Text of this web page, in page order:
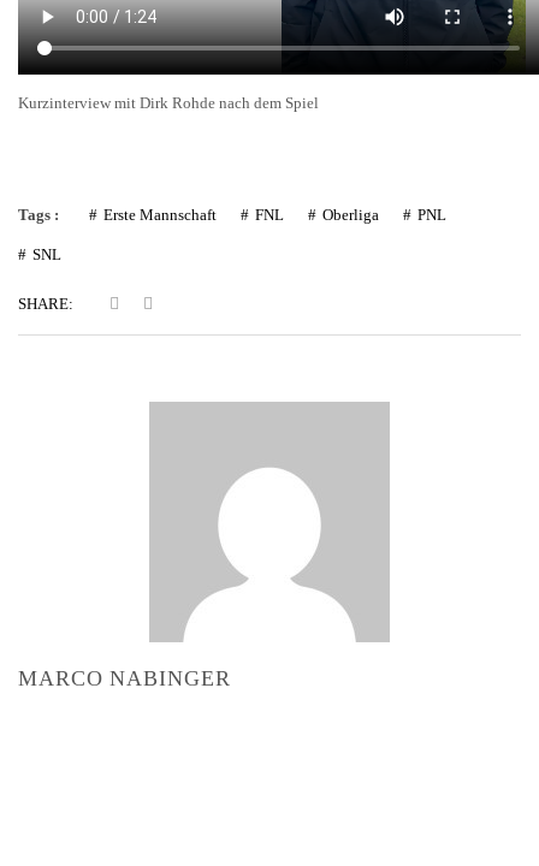
Kurzinterview mit Dirk Rohde nach dem Spiel
Tags : Erste Mannschaft FNL Oberliga PNL
SNL
SHARE:
MARCO NABINGER